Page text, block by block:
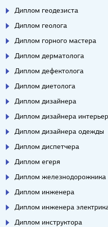
Диплом геодезиста
Диплом геолога
Диплом горного мастера
Диплом дерматолога
Диплом дефектолога
Диплом диетолога
Диплом дизайнера
Диплом дизайнера
Диплом дизайнера одежды
Диплом диспетчера
Диплом егеря
Диплом железнодорожника
Диплом инженера
Диплом инженера
Диплом инструктора